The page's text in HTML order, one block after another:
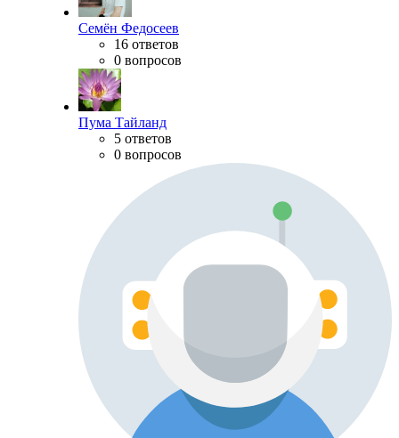
Семён Федосеев
16 ответов
0 вопросов
Пума Тайланд
5 ответов
0 вопросов